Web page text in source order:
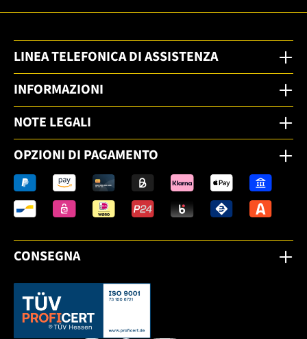
LINEA TELEFONICA DI ASSISTENZA
INFORMAZIONI
NOTE LEGALI
OPZIONI DI PAGAMENTO
CONSEGNA
Dieser Link öffnet sich in einem neuen Tab.